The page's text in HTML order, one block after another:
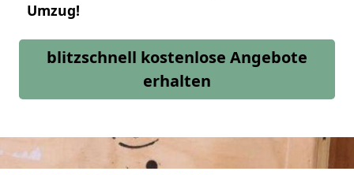
Umzug!
blitzschnell kostenlose Angebote
erhalten